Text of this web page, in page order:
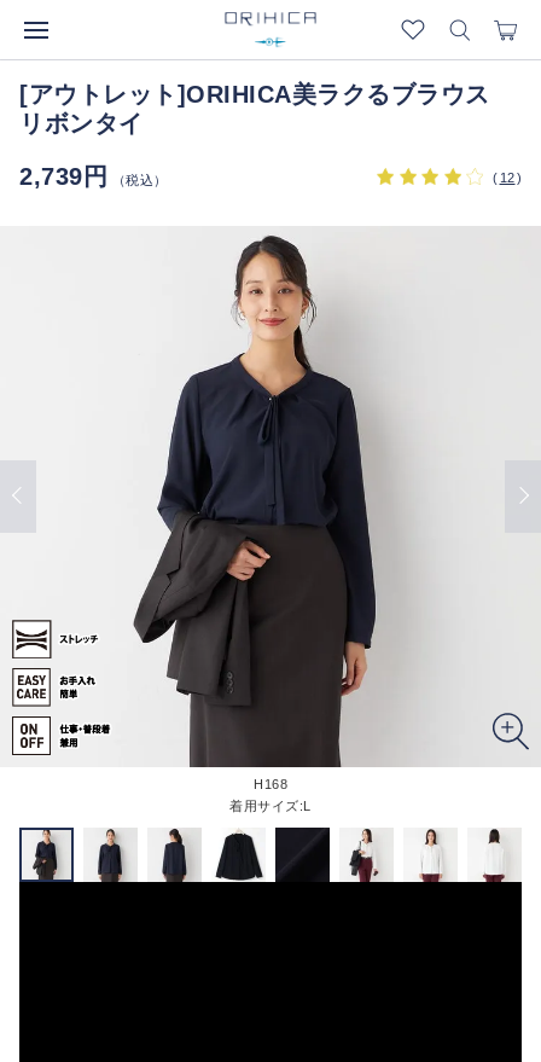
[アウトレット]ORIHICA美ラクるブラウス
リボンタイ
2,739円
（税込） ( 12)
H168
着用サイズ:L